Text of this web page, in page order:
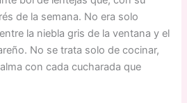
de la semana. No era solo
la niebla gris de la ventana y el
No se trata solo de cocinar,
con cada cucharada que